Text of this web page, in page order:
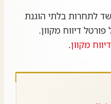
לתחרות בלתי הוגנת
דיווח מקוון.
דיווח מקוון.